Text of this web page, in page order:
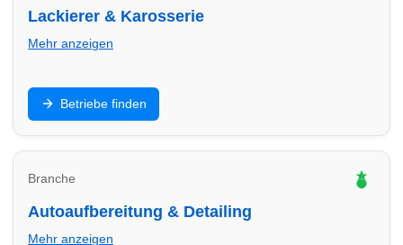
Lackierer & Karosserie
Mehr anzeigen
Unfallinstandsetzung, Kratzer, Smart Repair: Finde
Lackier- und Karosseriebetriebe in Hilden für saubere
Ergebnisse.
Betriebe finden
Branche
Autoaufbereitung & Detailing
Mehr anzeigen